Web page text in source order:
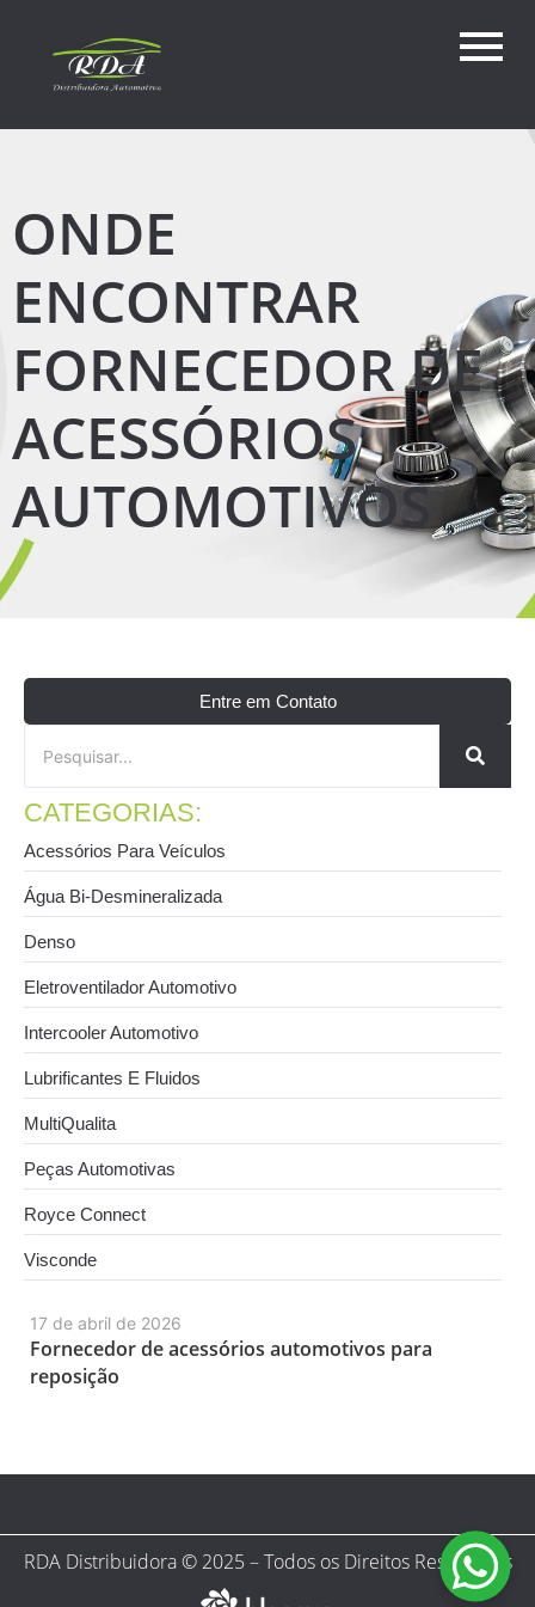
ONDE
ENCONTRAR
FORNECEDOR DE
ACESSÓRIOS
AUTOMOTIVOS
17 de abril de 2026
Fornecedor de acessórios automotivos para
reposição
Entre em Contato
CATEGORIAS:
Acessórios Para Veículos
Água Bi-Desmineralizada
Denso
Eletroventilador Automotivo
Intercooler Automotivo
Lubrificantes E Fluidos
MultiQualita
Peças Automotivas
Royce Connect
Visconde
RDA Distribuidora © 2025 – Todos os Direitos Reservados